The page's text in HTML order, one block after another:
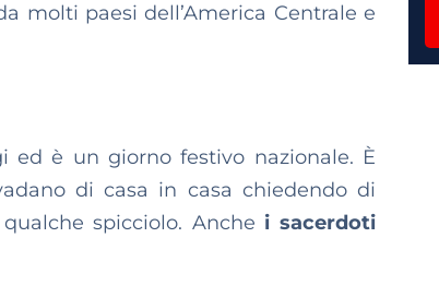
molti paesi dell’America Centrale e
ed è un giorno festivo nazionale. È
di casa in casa chiedendo di
spicciolo. Anche i sacerdoti